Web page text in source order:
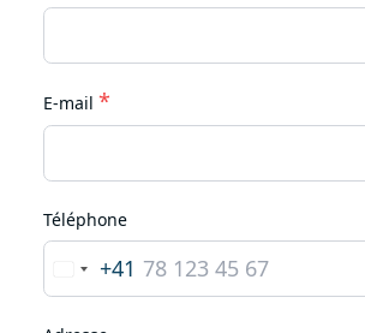
E-mail *
Téléphone
Switzerland
+41